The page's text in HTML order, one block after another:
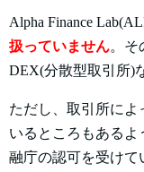
Alpha Finance
扱っていません。そ
DEX(分散型取引所)
ただし、取引所によ
いるところもある
融庁の認可を受けて